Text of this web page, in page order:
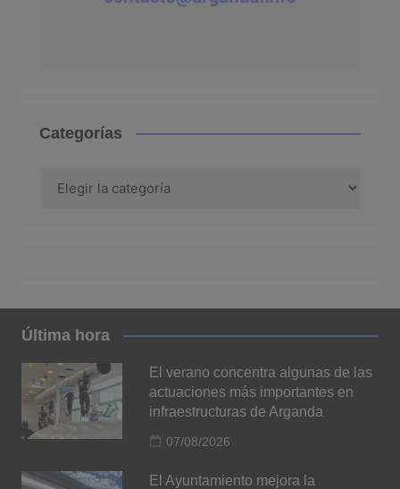
Categorías
Última hora
El verano concentra algunas de las
actuaciones más importantes en
infraestructuras de Arganda
07/08/2026
El Ayuntamiento mejora la